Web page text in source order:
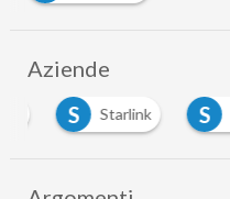
Aziende
S Starlink S